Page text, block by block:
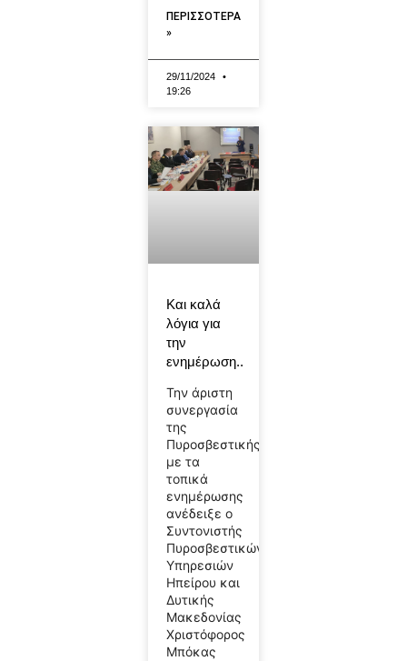
ΠΕΡΙΣΣΟΤΕΡΑ
»
29/11/2024
19:26
Και καλά
λόγια για
την
ενημέρωση..
Την άριστη
συνεργασία
της
Πυροσβεστικής
με τα
τοπικά
ενημέρωσης
ανέδειξε ο
Συντονιστής
Πυροσβεστικών
Υπηρεσιών
Ηπείρου και
Δυτικής
Μακεδονίας
Χριστόφορος
Μπόκας